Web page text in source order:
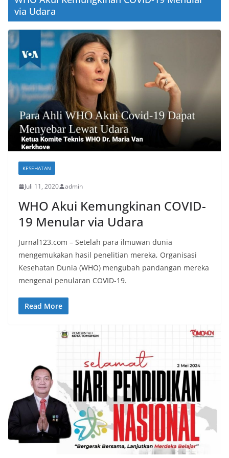
via Udara
KESEHATAN
Juli 11, 2020 admin
WHO Akui Kemungkinan COVID-
19 Menular via Udara
Jurnal123.com – Setelah para ilmuwan dunia
mengemukakan hasil penelitian mereka, Organisasi
Kesehatan Dunia (WHO) mengubah pandangan mereka
mengenai penularan COVID-19.
Read More